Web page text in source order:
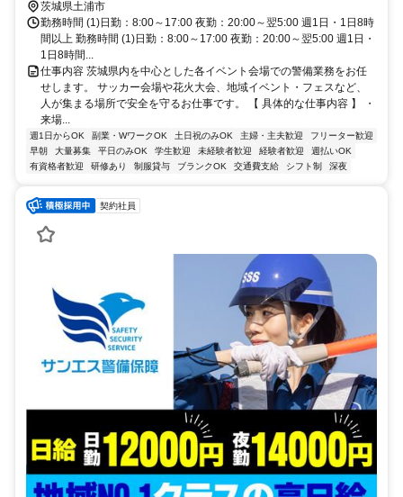
も勤務地多数あり ※直行直帰ＯＫ
茨城県土浦市
勤務時間 (1)日勤：8:00～17:00 夜勤：20:00～翌5:00 週1日・1日8時
間以上 勤務時間 (1)日勤：8:00～17:00 夜勤：20:00～翌5:00 週1日・
1日8時間...
仕事内容 茨城県内を中心とした各イベント会場での警備業務をお任
せします。 サッカー会場や花火大会、地域イベント・フェスなど、
人が集まる場所で安全を守るお仕事です。 【 具体的な仕事内容 】 ・
来場...
週1日からOK 副業・WワークOK 土日祝のみOK 主婦・主夫歓迎
フリーター歓迎
早朝
大量募集 平日のみOK 学生歓迎 未経験者歓迎 経験者歓迎
週払いOK
有資格者歓迎
研修あり 制服貸与 ブランクOK 交通費支給 シフト制 深夜
契約社員